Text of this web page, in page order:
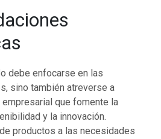
debe enfocarse en las
sino también atreverse a
empresarial que fomente la
y la innovación.
productos a las necesidades